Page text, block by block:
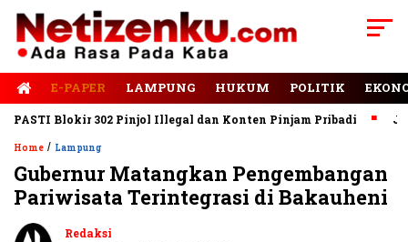
E-PAPER LAMPUNG HUKUM POLITIK
Blokir 302 Pinjol Illegal dan Konten Pinjam Pribadi Jalan
Home / Lampung
Gubernur Matangkan Pengembangan
Pariwisata Terintegrasi di Bakauheni
Redaksi